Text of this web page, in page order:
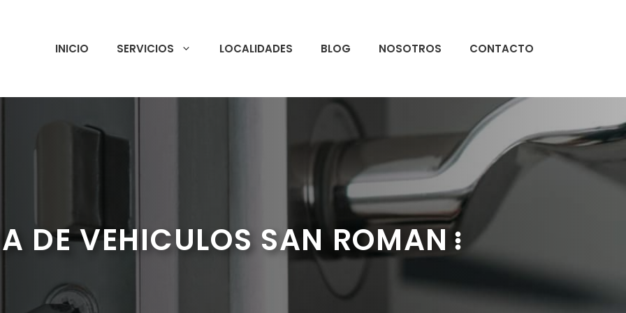
INICIO SERVICIOS LOCALIDADES BLOG NOSOTROS CONTACTO
DE VEHICULOS SAN ROMAN